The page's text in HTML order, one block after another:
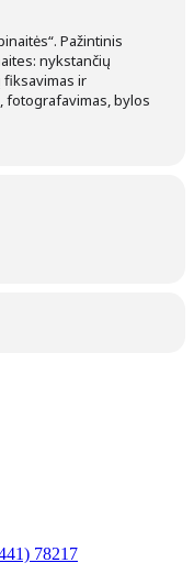
Pažintinis
nykstančių
ir
fotografavimas, bylos
78217